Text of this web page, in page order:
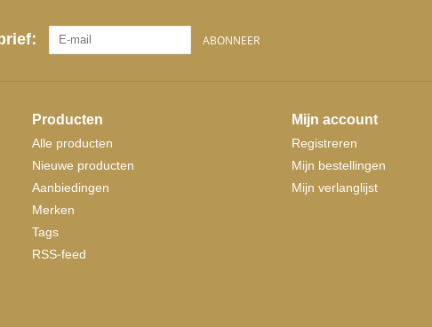
ABONNEER
Producten
Alle producten
Nieuwe producten
Aanbiedingen
Merken
Tags
RSS-feed
Mijn account
Registreren
Mijn bestellingen
Mijn verlanglijst